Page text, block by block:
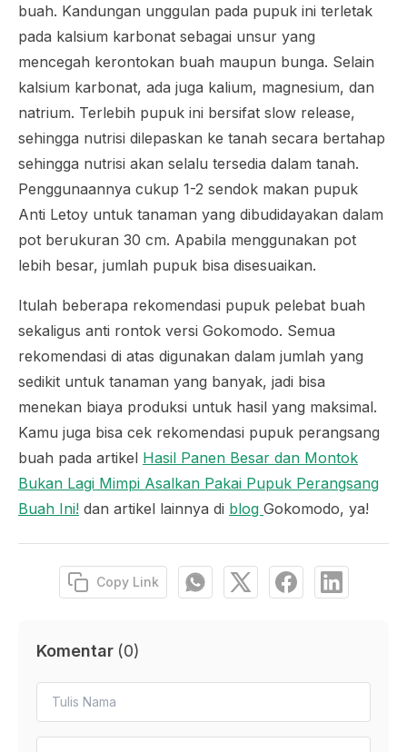
buah. Kandungan unggulan pada pupuk ini terletak
pada kalsium karbonat sebagai unsur yang
mencegah kerontokan buah maupun bunga. Selain
kalsium karbonat, ada juga kalium, magnesium, dan
natrium. Terlebih pupuk ini bersifat slow release,
sehingga nutrisi dilepaskan ke tanah secara bertahap
sehingga nutrisi akan selalu tersedia dalam tanah.
Penggunaannya cukup 1-2 sendok makan pupuk
Anti Letoy untuk tanaman yang dibudidayakan dalam
pot berukuran 30 cm. Apabila menggunakan pot
lebih besar, jumlah pupuk bisa disesuaikan.
Itulah beberapa rekomendasi pupuk pelebat buah
sekaligus anti rontok versi Gokomodo. Semua
rekomendasi di atas digunakan dalam jumlah yang
sedikit untuk tanaman yang banyak, jadi bisa
menekan biaya produksi untuk hasil yang maksimal.
Kamu juga bisa cek rekomendasi pupuk perangsang
buah pada artikel Hasil Panen Besar dan Montok
Bukan Lagi Mimpi Asalkan Pakai Pupuk Perangsang
Buah Ini! dan artikel lainnya di blog Gokomodo, ya!
Copy Link
Komentar (0)